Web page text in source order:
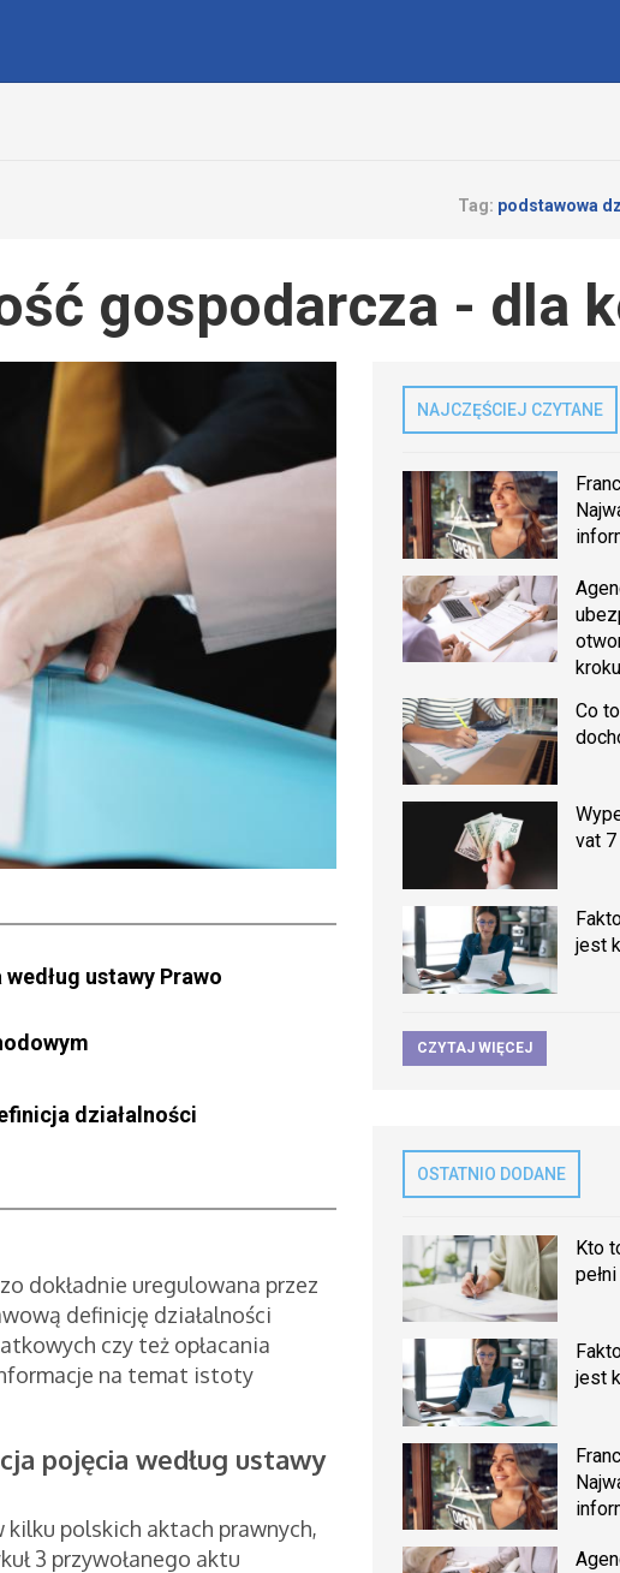
Tag: podstawowa
gospodarcza - dla
ustawy Prawo
działalności
dokładnie uregulowana przez
definicję działalności
czy też opłacania
na temat istoty
pojęcia według ustawy
polskich aktach prawnych,
3 przywołanego aktu
NAJCZĘŚCIEJ CZYTANE
kroku
Co
vat
jest
CZYTAJ WIĘCEJ
OSTATNIO DODANE
Kto
jest